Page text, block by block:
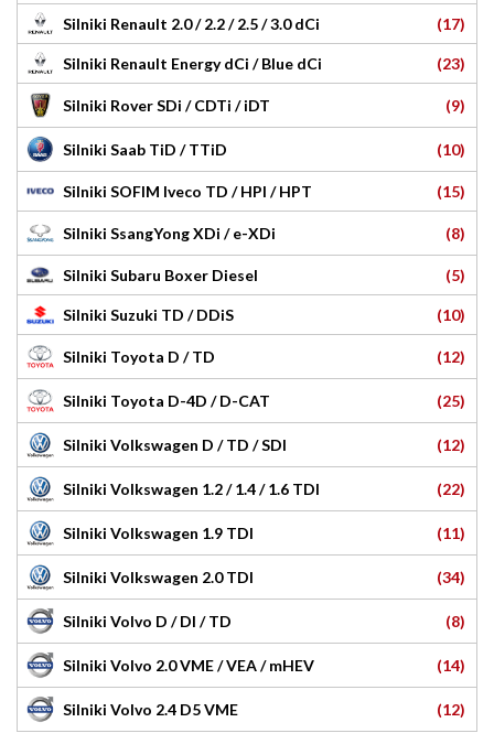
Silniki Renault 2.0 / 2.2 / 2.5 / 3.0 dCi (17)
Silniki Renault Energy dCi / Blue dCi (23)
Silniki Rover SDi / CDTi / iDT (9)
Silniki Saab TiD / TTiD (10)
Silniki SOFIM Iveco TD / HPI / HPT (15)
Silniki SsangYong XDi / e-XDi (8)
Silniki Subaru Boxer Diesel (5)
Silniki Suzuki TD / DDiS (10)
Silniki Toyota D / TD (12)
Silniki Toyota D-4D / D-CAT (25)
Silniki Volkswagen D / TD / SDI (12)
Silniki Volkswagen 1.2 / 1.4 / 1.6 TDI (22)
Silniki Volkswagen 1.9 TDI (11)
Silniki Volkswagen 2.0 TDI (34)
Silniki Volvo D / DI / TD (8)
Silniki Volvo 2.0 VME / VEA / mHEV (14)
Silniki Volvo 2.4 D5 VME (12)